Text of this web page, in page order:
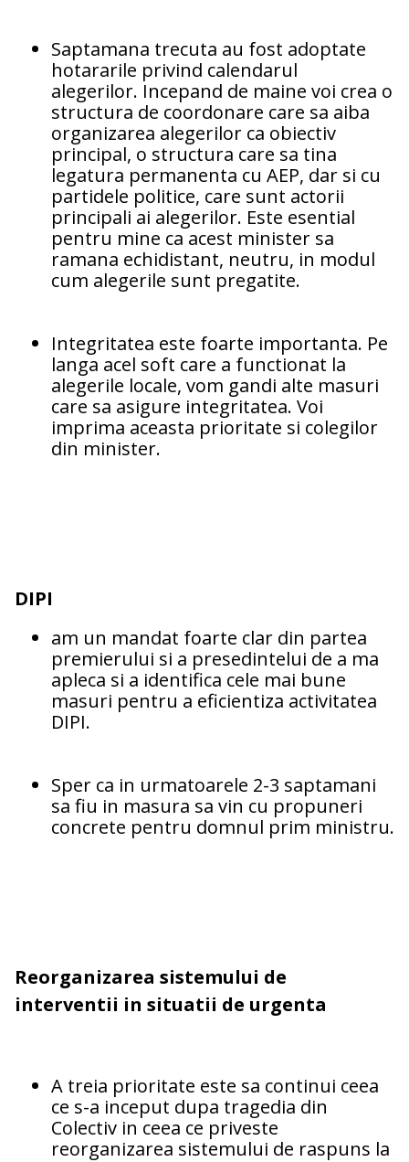
Saptamana trecuta au fost adoptate
hotararile privind calendarul
alegerilor. Incepand de maine voi crea o
structura de coordonare care sa aiba
organizarea alegerilor ca obiectiv
principal, o structura care sa tina
legatura permanenta cu AEP, dar si cu
partidele politice, care sunt actorii
principali ai alegerilor. Este esential
pentru mine ca acest minister sa
ramana echidistant, neutru, in modul
cum alegerile sunt pregatite.
Integritatea este foarte importanta. Pe
langa acel soft care a functionat la
alegerile locale, vom gandi alte masuri
care sa asigure integritatea. Voi
imprima aceasta prioritate si colegilor
din minister.
DIPI
am un mandat foarte clar din partea
premierului si a presedintelui de a ma
apleca si a identifica cele mai bune
masuri pentru a eficientiza activitatea
DIPI.
Sper ca in urmatoarele 2-3 saptamani
sa fiu in masura sa vin cu propuneri
concrete pentru domnul prim ministru.
Reorganizarea sistemului de
interventii in situatii de urgenta
A treia prioritate este sa continui ceea
ce s-a inceput dupa tragedia din
Colectiv in ceea ce priveste
reorganizarea sistemului de raspuns la